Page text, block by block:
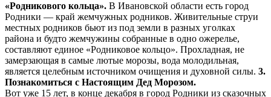
«Родникового кольца». В Ивановской области есть город
Родники — край жемчужных родников. Живительные струи
местных родников бьют из под земли в разных уголках
района и будто жемчужины собранные в одно ожерелье,
составляют единое «Родниковое кольцо». Прохладная, не
замерзающая в самые лютые морозы, вода молодильная,
является целебным источником очищения и духовной силы. 3.
Познакомиться с Настоящим Дед Морозом.
Вот уже 15 лет, в конце декабря в город Родники из сказочных